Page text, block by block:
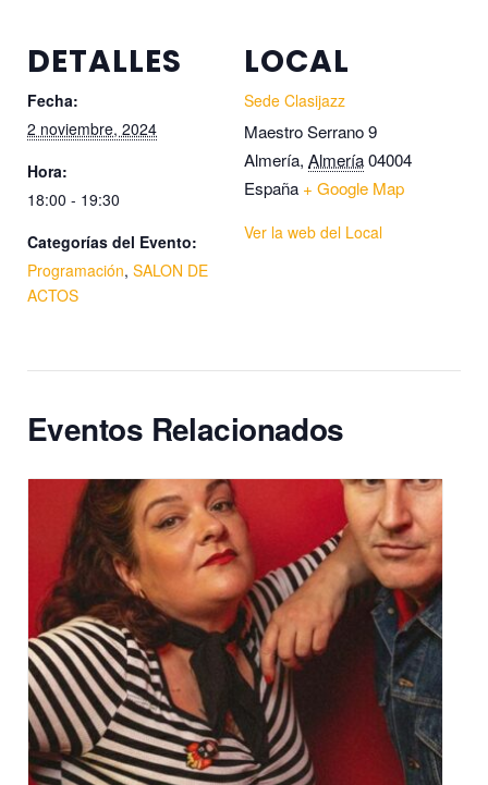
DETALLES
Fecha:
2 noviembre, 2024
Hora:
18:00 - 19:30
Categorías del Evento:
Programación, SALON DE
ACTOS
LOCAL
Sede Clasijazz
Maestro Serrano 9
Almería, Almería04004
España + Google Map
Ver la web del Local
Eventos Relacionados